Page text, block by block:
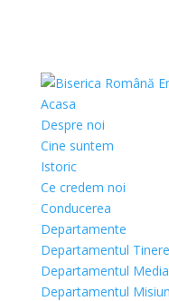
Acasa
Despre noi
Cine suntem
Istoric
Ce credem noi
Conducerea
Departamente
Departamentul
Departamentul
Departamentul